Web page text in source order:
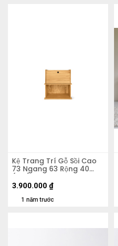
Kệ Trang Trí Gỗ Sồi Cao
73 Ngang 63 Rộng 40
(cm)
1 năm trước
3.900.000 ₫